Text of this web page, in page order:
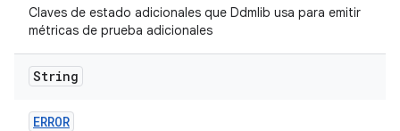
Claves de estado adicionales que Ddmlib usa para emitir
métricas de prueba adicionales
String
ERROR